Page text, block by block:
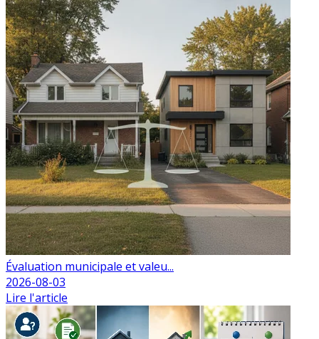
Évaluation municipale et valeu...
2026-08-03
Lire l'article